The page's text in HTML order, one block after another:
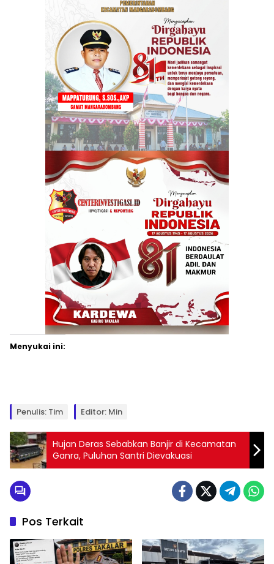
Menyukai ini:
Penulis: Tim Editor: Min
Hujan Deras Sebabkan Banjir di Kecamatan
Ganra, Puluhan Santri Dievakuasi
Pos Terkait